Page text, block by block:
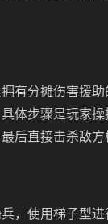
有分摊伤害援
体步骤是玩家
后直接击杀敌方
，使用梯子型